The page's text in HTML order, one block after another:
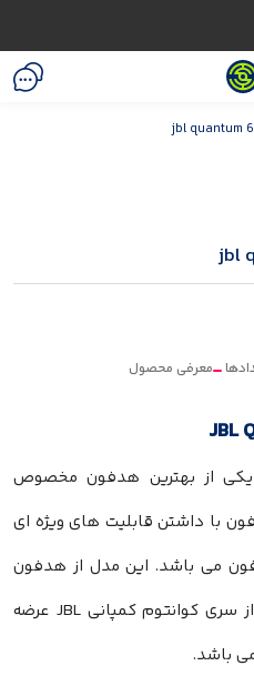
معرفی محصول
گیمینگ کوانتوم 600 یکی از بهترین هدفون مخصوص
با داشتن قابلیت های ویژه ای
می باشد. این مدل از هدفون
نسبت به هدفون های قبلی که از سری کوانتوم کمپانی JBL عرضه
باشد.